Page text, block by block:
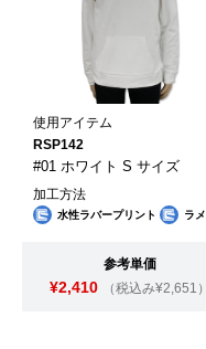
使用アイテム
RSP142
#01 ホワイト S サイズ
加工方法
水性ラバープリント ラメ
参考単価
¥2,410 （税込み¥2,651）